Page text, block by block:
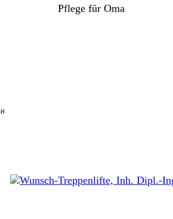
Pflege für Oma